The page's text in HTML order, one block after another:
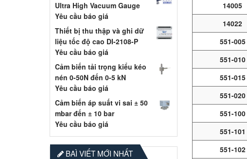
Ultra High Vacuum Gauge
Yêu cầu báo giá
Thiết bị thu thập và ghi dữ
liệu tốc độ cao DI-2108-P
Yêu cầu báo giá
Cảm biến tải trọng kiểu kéo
nén 0-50N đến 0-5 kN
Yêu cầu báo giá
Cảm biến áp suất vi sai ± 50
mbar đến ± 10 bar
Yêu cầu báo giá
BAÌ VIẾT MỚI NHẤT
14005
14022
551-005
551-010
551-015
551-020
551-100
551-101
551-102